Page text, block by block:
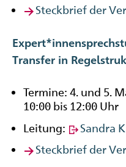
Steckbrief der
Transfer in
Termine: 4. und 5.
10:00 bis 12:00 Uhr
Leitung:
Sandra
Steckbrief der